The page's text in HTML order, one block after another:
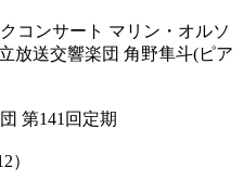
コンサート マリン・オルソ
放送交響楽団 角野隼斗(ピア
第141回定期
）